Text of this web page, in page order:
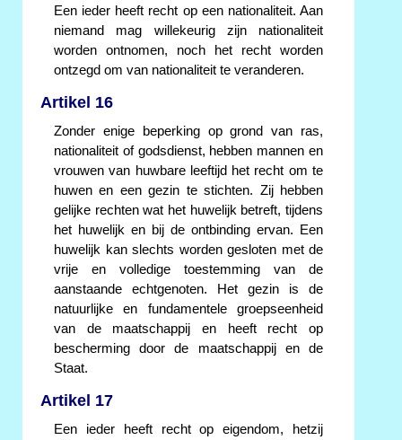
Een ieder heeft recht op een nationaliteit. Aan
niemand mag willekeurig zijn nationaliteit
worden ontnomen, noch het recht worden
ontzegd om van nationaliteit te veranderen.
Artikel 16
Zonder enige beperking op grond van ras,
nationaliteit of godsdienst, hebben mannen en
vrouwen van huwbare leeftijd het recht om te
huwen en een gezin te stichten. Zij hebben
gelijke rechten wat het huwelijk betreft, tijdens
het huwelijk en bij de ontbinding ervan. Een
huwelijk kan slechts worden gesloten met de
vrije en volledige toestemming van de
aanstaande echtgenoten. Het gezin is de
natuurlijke en fundamentele groepseenheid
van de maatschappij en heeft recht op
bescherming door de maatschappij en de
Staat.
Artikel 17
Een ieder heeft recht op eigendom, hetzij